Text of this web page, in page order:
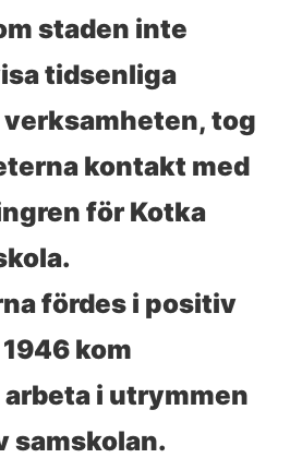
staden inte
tidsenliga
tog
kontakt med
för Kotka
fördes i positiv
kom
i utrymmen
samskolan.